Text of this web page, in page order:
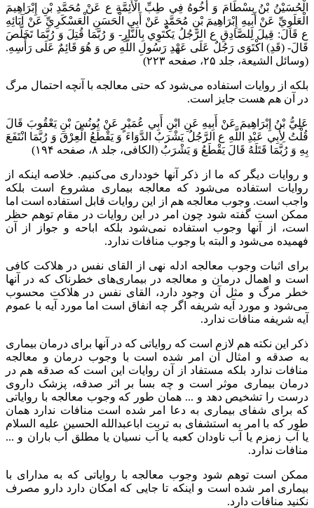
الْحُسَيْنُ بْنُ بِسْطَامَ وَ أَخُوهُ فِي طِبِّ الْأَئِمَّةِ ع عَنْ مُحَمَّدِ بْنِ إِبْرَاهِيمَ
الْعَلَوِيِّ عَنْ أَبِيهِ إِبْرَاهِيمَ بْنِ مُحَمَّدٍ عَنْ أَبِي الْحَسَنِ الْعَسْكَرِيِّ عَنْ آبَائِهِ
ع قَالَ: قِيلَ لِلصَّادِقِ ع الرَّجُلُ يَكْتَوِي بِالنَّارِ- وَ رُبَّمَا قُتِلَ وَ رُبَّمَا تَخَلَّصَ
قَالَ- (قَدِ) اكْتَوَى رَجُلٌ عَلَى عَهْدِ رَسُولِ اللَّهِ ص وَ هُوَ قَائِمٌ عَلَى رَأْسِهِ.
(وسائل الشیعة، جلد ۲۵، صفحه ۲۲۳)
بلکه از روایات استفاده می‌شود که حتی معالجه با آنچه احتمال مرگ
در آن هم هست جایز است.
عَلِيُّ بْنُ إِبْرَاهِيمَ عَنْ أَبِيهِ عَنِ ابْنِ أَبِي عُمَيْرٍ عَنْ يُونُسَ بْنِ يَعْقُوبَ قَالَ
قُلْتُ لِأَبِي عَبْدِ اللَّهِ ع الرَّجُلُ يَشْرَبُ الدَّوَاءَ وَ يَقْطَعُ الْعِرْقَ وَ رُبَّمَا انْتَفَعَ
بِهِ وَ رُبَّمَا قَتَلَهُ قَالَ يَقْطَعُ وَ يَشْرَبُ‌ (الکافی، جلد ۸، صفحه ۱۹۴)
و روایات دیگر که ما از ذکر آنها خودداری می‌کنیم. خلاصه اینکه از
روایات استفاده می‌شود که معالجه بیماری مشروع است بلکه
واجب است. وجوب معالجه هم از این روایات قابل استفاده است اما
ممکن است گفته شود چون امر در این روایات در مقام توهم حظر
است، از آنها وجوب استفاده نمی‌شود بلکه اباحه و جواز از آن
فهمیده می‌شود و البته با وجوب منافات ندارد.
برای اثبات وجوب معالجه ادله نهی از القای نفس در هلاکت کافی
است و اهمال درمان و معالجه در بیماری‌های خطرناک که در آنها
خطر مرگ و مثل آن وجود دارد، القای نفس در هلاکت محسوب
می‌شود و مورد آیه شریفه اگر چه انفاق است اما مورد آیه با عموم
آیه شریفه منافات ندارد.
ذکر این نکته هم لازم است که روایاتی که در آنها برای درمان بیماری
به صدقه و امثال آن امر شده است با وجوب درمان و معالجه
منافات ندارد بلکه مستفاد از آن روایات این است که صدقه هم در
درمان بیماری موثر است و چه بسا بر اثر صدقه، پزشک داروی
درست را تشخیص دهد و ... همان طور که وجوب معالجه با روایاتی
که برای شفای بیماری به دعا امر شده است منافات ندارد همان
طور که با امر به استشفای به تربت اباعبدالله الحسین علیه السلام
یا آب زمزم یا آب ناودان کعبه یا آب نسیان یا مطلق آب باران و ...
منافات ندارد.
ممکن است توهم شود وجوب معالجه با روایاتی که به مدارای با
بیماری امر شده است و اینکه تا جایی که امکان دارد دارو مصرف
نکنید منافات دارد.